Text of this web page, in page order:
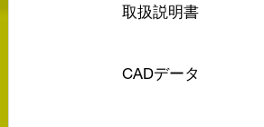
取扱説明書
CADデータ